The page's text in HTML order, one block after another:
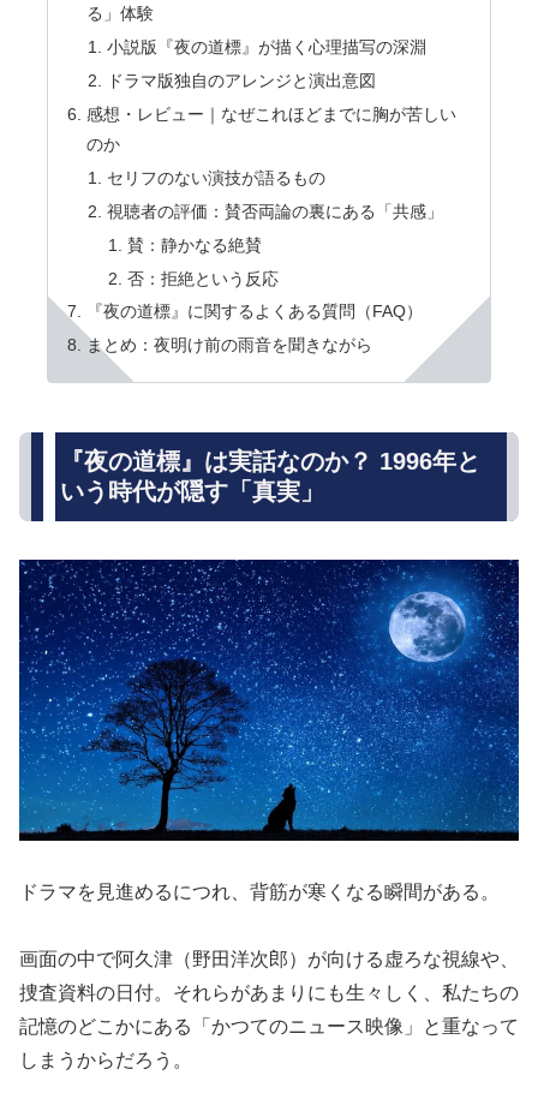
る」体験
小説版『夜の道標』が描く心理描写の深淵
ドラマ版独自のアレンジと演出意図
感想・レビュー｜なぜこれほどまでに胸が苦しい
のか
セリフのない演技が語るもの
視聴者の評価：賛否両論の裏にある「共感」
賛：静かなる絶賛
否：拒絶という反応
『夜の道標』に関するよくある質問（FAQ）
まとめ：夜明け前の雨音を聞きながら
『夜の道標』は実話なのか？ 1996年と
いう時代が隠す「真実」
ドラマを見進めるにつれ、背筋が寒くなる瞬間がある。
画面の中で阿久津（野田洋次郎）が向ける虚ろな視線や、
捜査資料の日付。それらがあまりにも生々しく、私たちの
記憶のどこかにある「かつてのニュース映像」と重なって
しまうからだろう。